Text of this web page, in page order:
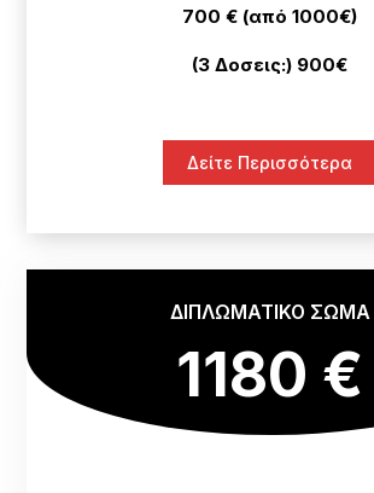
700 € (από 1000€)
(3 Δοσεις:) 900€
Δείτε Περισσότερα
ΔΙΠΛΩΜΑΤΙΚΟ ΣΩΜΑ
1180 €